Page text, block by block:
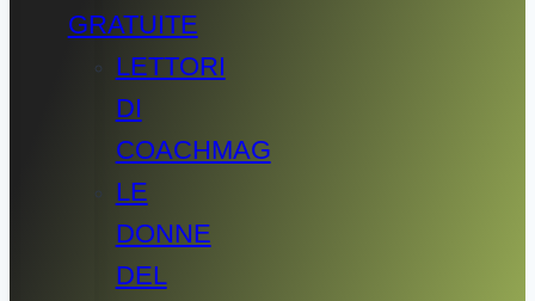
GRATUITE
LETTORI
DI
COACHMAG
LE
DONNE
DEL